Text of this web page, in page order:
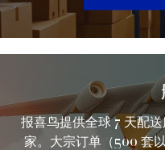
报喜鸟提供全球 7 天配
家。大宗订单（500 套